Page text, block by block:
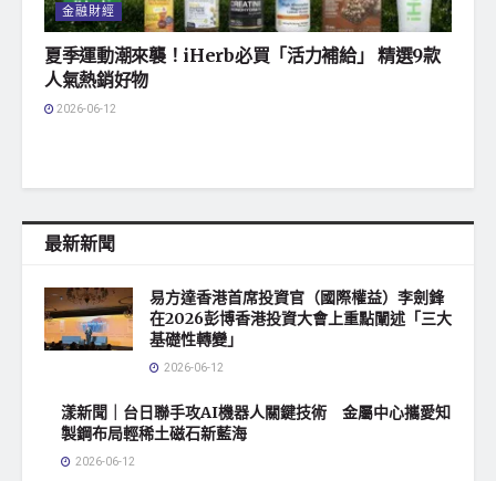
金融財經
夏季運動潮來襲！iHerb必買「活力補給」 精選9款
人氣熱銷好物
2026-06-12
最新新聞
易方達香港首席投資官（國際權益）李劍鋒
在2026彭博香港投資大會上重點闡述「三大
基礎性轉變」
2026-06-12
漾新聞｜台日聯手攻AI機器人關鍵技術 金屬中心攜愛知
製鋼布局輕稀土磁石新藍海
2026-06-12